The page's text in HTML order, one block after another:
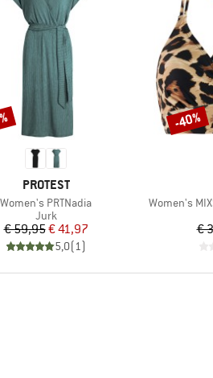
MERK
PROTEST
Artikel
Women's PRTNadia
Productgroep
Jurk
Prijs
€ 59,95Verlaagde prijs
€ 41,97
5,0(1)
Artikel
Women's
€
Korting
-40%